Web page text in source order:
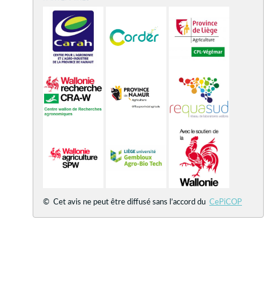
© Cet avis ne peut être diffusé sans l’accord du CePiCOP